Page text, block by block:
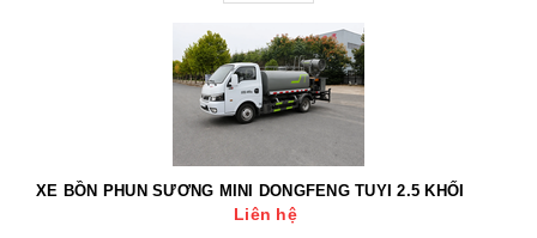
XE BỒN PHUN SƯƠNG MINI DONGFENG TUYI 2.5 KHỐI
Liên hệ